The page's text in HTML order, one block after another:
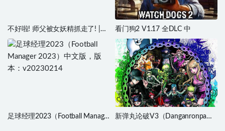
不好啦! 师父被女妖精抓走了! |豪
华中文|Build.21794204-宿命回
眸-缘起今生+全DLC
看门狗2 V1.17 全DLC 中
足球经理2023（Football Manager
新弹丸论破V3（Danganronpa